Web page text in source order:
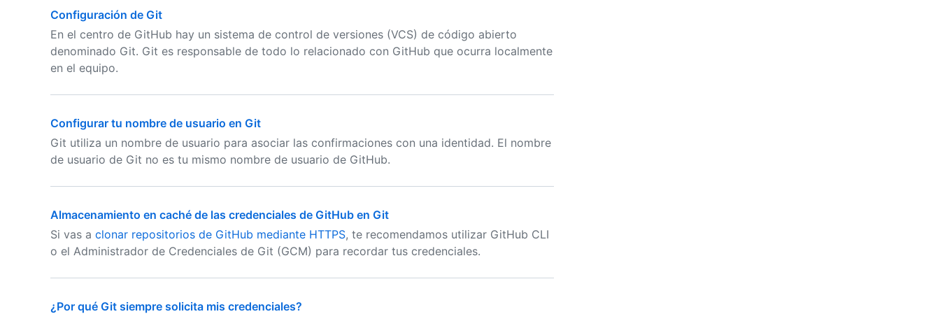
Configuración de Git
En el centro de GitHub hay un sistema de control de versiones (VCS) de código abierto
denominado Git. Git es responsable de todo lo relacionado con GitHub que ocurra localmente
en el equipo.
Configurar tu nombre de usuario en Git
Git utiliza un nombre de usuario para asociar las confirmaciones con una identidad. El nombre
de usuario de Git no es tu mismo nombre de usuario de GitHub.
Almacenamiento en caché de las credenciales de GitHub en Git
Si vas a clonar repositorios de GitHub mediante HTTPS, te recomendamos utilizar GitHub CLI
o el Administrador de Credenciales de Git (GCM) para recordar tus credenciales.
¿Por qué Git siempre solicita mis credenciales?